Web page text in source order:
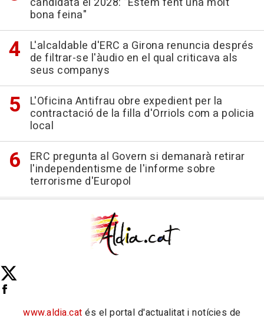
bona feina"
L'alcaldable d'ERC a Girona renuncia després
de filtrar-se l'àudio en el qual criticava als
seus companys
L'Oficina Antifrau obre expedient per la
contractació de la filla d'Orriols com a policia
local
ERC pregunta al Govern si demanarà retirar
l'independentisme de l'informe sobre
terrorisme d'Europol
www.aldia.cat és el portal d'actualitat i notícies de